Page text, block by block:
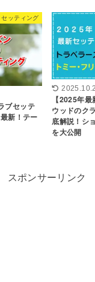
セッティング
ブセッテ
新！テー
【2025年
ウッドのク
底解説！シ
を大公開
スポンサーリンク